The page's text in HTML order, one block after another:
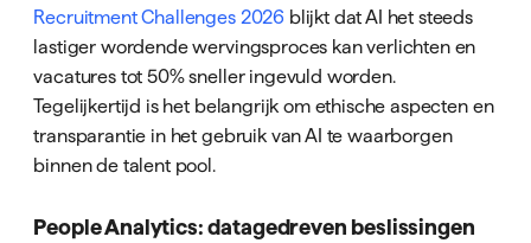
Recruitment Challenges 2026 blijkt dat AI het steeds
lastiger wordende wervingsproces kan verlichten en
vacatures tot 50% sneller ingevuld worden.
Tegelijkertijd is het belangrijk om ethische aspecten en
transparantie in het gebruik van AI te waarborgen
binnen de talent pool.
People Analytics: datagedreven beslissingen